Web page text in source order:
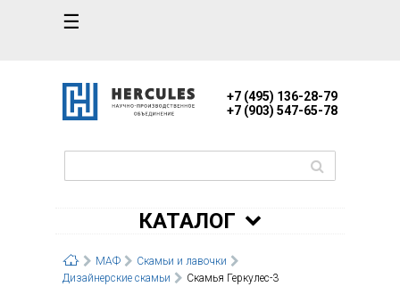
☰
+7 (495) 136-28-79
+7 (903) 547-65-78
КАТАЛОГ
МАФ
Скамьи и лавочки
Дизайнерские скамьи
Скамья Геркулес-3